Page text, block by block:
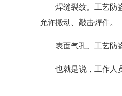
焊缝裂纹。工艺防
允许搬动、敲击焊件。
表面气孔。工艺防
也就是说，工作人